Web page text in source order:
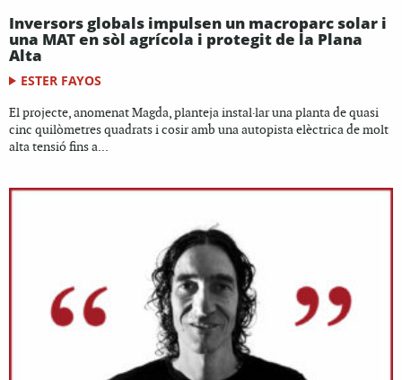
Inversors globals impulsen un macroparc solar i
una MAT en sòl agrícola i protegit de la Plana
Alta
ESTER FAYOS
El projecte, anomenat Magda, planteja instal·lar una planta de quasi
cinc quilòmetres quadrats i cosir amb una autopista elèctrica de molt
alta tensió fins a...